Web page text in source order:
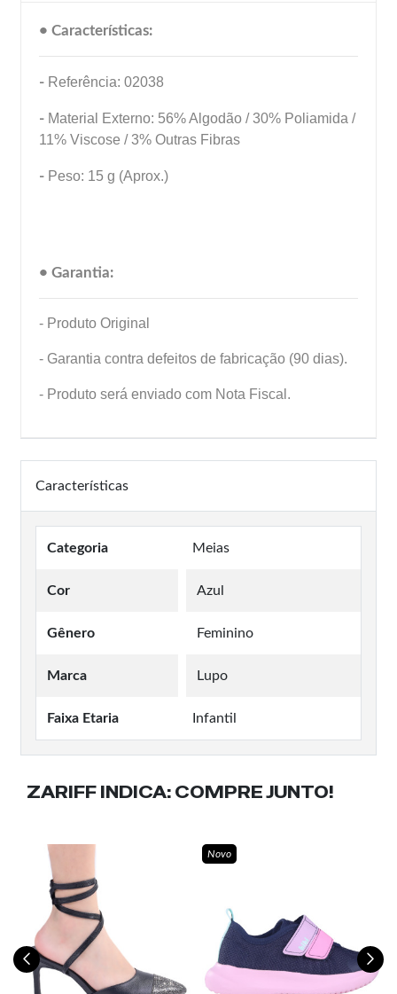
• Características:
- Referência: 02038
- Material Externo: 56% Algodão / 30% Poliamida /
11% Viscose / 3% Outras Fibras
- Peso: 15 g (Aprox.)
• Garantia:
- Produto Original
- Garantia contra defeitos de fabricação (90 dias).
- Produto será enviado com Nota Fiscal.
Características
Categoria Meias
Cor Azul
Gênero Feminino
Marca Lupo
Faixa Etaria Infantil
ZARIFF INDICA: COMPRE JUNTO!
Novo